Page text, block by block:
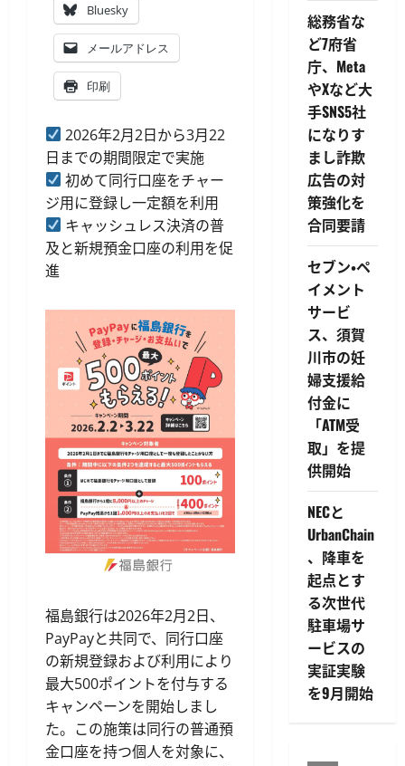
Bluesky
メールアドレス
印刷
2026年2月2日から3月22
日までの期間限定で実施
初めて同行口座をチャー
ジ用に登録し一定額を利用
キャッシュレス決済の普
及と新規預金口座の利用を促
進
福島銀行は2026年2月2日、
PayPayと共同で、同行口座
の新規登録および利用により
最大500ポイントを付与する
キャンペーンを開始しまし
た。この施策は同行の普通預
金口座を持つ個人を対象に、
総務省な
ど7府省
庁、Meta
やXなど大
手SNS5社
になりす
まし詐欺
広告の対
策強化を
合同要請
セブン・ペ
イメント
サービ
ス、須賀
川市の妊
婦支援給
付金に
「ATM受
取」を提
供開始
NECと
UrbanChain
、降車を
起点とす
る次世代
駐車場サ
ービスの
実証実験
を9月開始